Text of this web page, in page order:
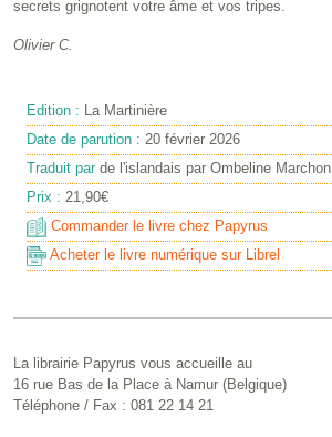
secrets grignotent votre âme et vos tripes.
Olivier C.
Edition : La Martinière
Date de parution : 20 février 2026
Traduit par de l'islandais par Ombeline Marchon
Prix : 21,90€
Commander le livre chez Papyrus
Acheter le livre numérique sur Librel
La librairie Papyrus vous accueille au
16 rue Bas de la Place à Namur (Belgique)
Téléphone / Fax : 081 22 14 21